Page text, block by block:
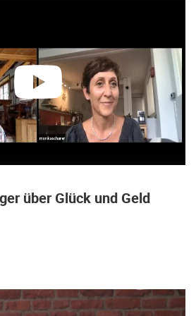
abspielen
über Glück und Geld